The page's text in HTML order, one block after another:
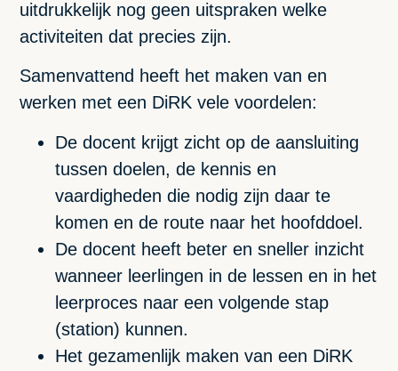
uitdrukkelijk nog geen uitspraken welke
activiteiten dat precies zijn.
Samenvattend heeft het maken van en
werken met een DiRK vele voordelen:
De docent krijgt zicht op de aansluiting
tussen doelen, de kennis en
vaardigheden die nodig zijn daar te
komen en de route naar het hoofddoel.
De docent heeft beter en sneller inzicht
wanneer leerlingen in de lessen en in het
leerproces naar een volgende stap
(station) kunnen.
Het gezamenlijk maken van een DiRK